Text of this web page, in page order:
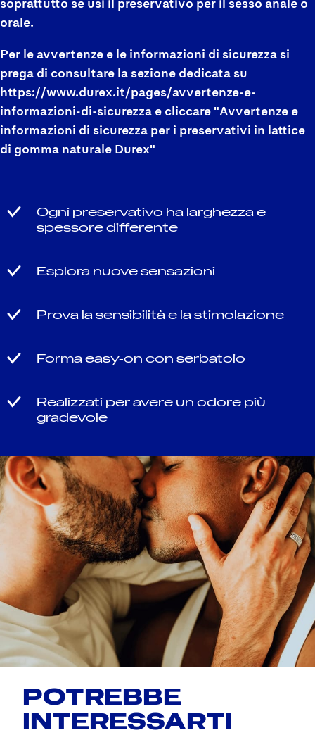
orale.
Per le avvertenze e le informazioni di sicurezza si
prega di consultare la sezione dedicata su
https://www.durex.it/pages/avvertenze-e-
informazioni-di-sicurezza e cliccare "Avvertenze e
informazioni di sicurezza per i preservativi in lattice
di gomma naturale Durex"
Ogni preservativo ha larghezza e
spessore differente
Esplora nuove sensazioni
Prova la sensibilità e la stimolazione
Forma easy-on con serbatoio
Realizzati per avere un odore più
gradevole
POTREBBE
INTERESSARTI